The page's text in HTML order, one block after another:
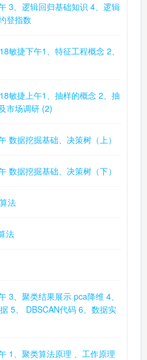
3、逻辑回归基础知识 4、逻辑
登指数
敏捷下午1、特征工程概念 2、
敏捷上午1、抽样的概念 2、抽
市场调研 (2)
数据挖掘基础、决策树（上）
数据挖掘基础、决策树（下）
法
法
3、聚类结果展示 pca降维 4、
5、 DBSCAN代码 6、数据实
1、聚类算法原理 、工作原理